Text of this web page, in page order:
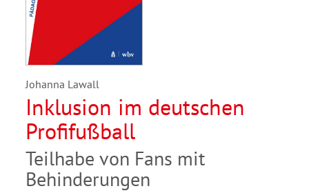
Johanna Lawall
Inklusion im deutschen
Profifußball
Teilhabe von Fans mit
Behinderungen